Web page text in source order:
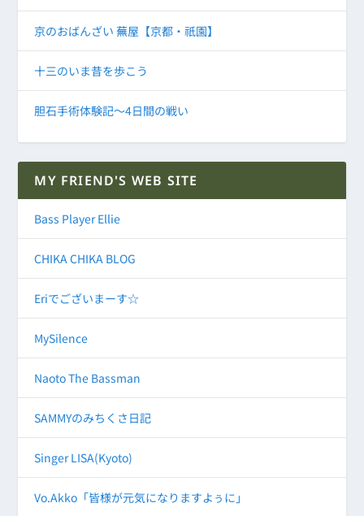
京のおばんざい 蕪屋【京都・祇園】
十三のいま昔を歩こう
胆石手術体験記～4日間の戦い
MY FRIEND'S WEB SITE
Bass Player Ellie
CHIKA CHIKA BLOG
Eriでございまーす☆
MySilence
Naoto The Bassman
SAMMYのみちくさ日記
Singer LISA(Kyoto)
Vo.Akko「皆様が元気になりますよぅに」